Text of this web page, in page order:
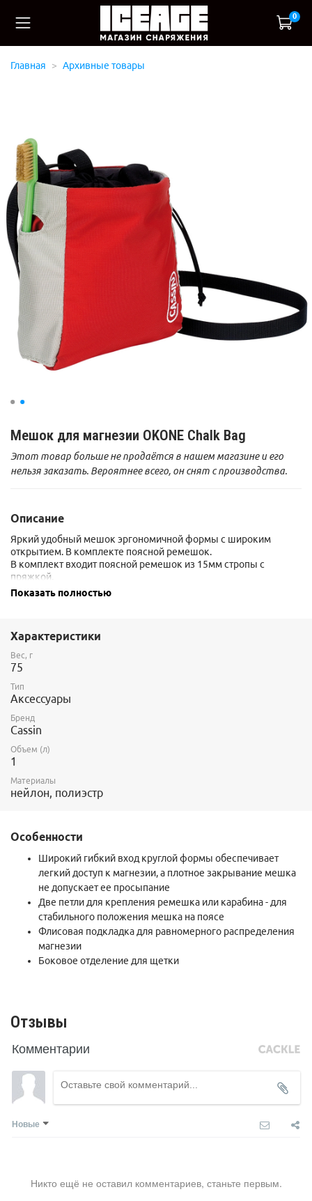
0
Главная Архивные товары
Мешок для магнезии OKONE Chalk Bag
Этот товар больше не продаётся в нашем магазине и его
нельзя заказать. Вероятнее всего, он снят с производства.
Описание
Яркий удобный мешок эргономичной формы с широким
открытием. В комплекте поясной ремешок.
В комплект входит поясной ремешок из 15мм стропы с
пряжкой.
Показать полностью
Характеристики
Вес, г
75
Тип
Аксессуары
Бренд
Cassin
Объем (л)
1
Материалы
нейлон, полиэстр
Особенности
Широкий гибкий вход круглой формы обеспечивает
легкий доступ к магнезии, а плотное закрывание мешка
не допускает ее просыпание
Две петли для крепления ремешка или карабина - для
стабильного положения мешка на поясе
Флисовая подкладка для равномерного распределения
магнезии
Боковое отделение для щетки
Отзывы
Комментарии
Новые
Никто ещё не оставил комментариев, станьте первым.